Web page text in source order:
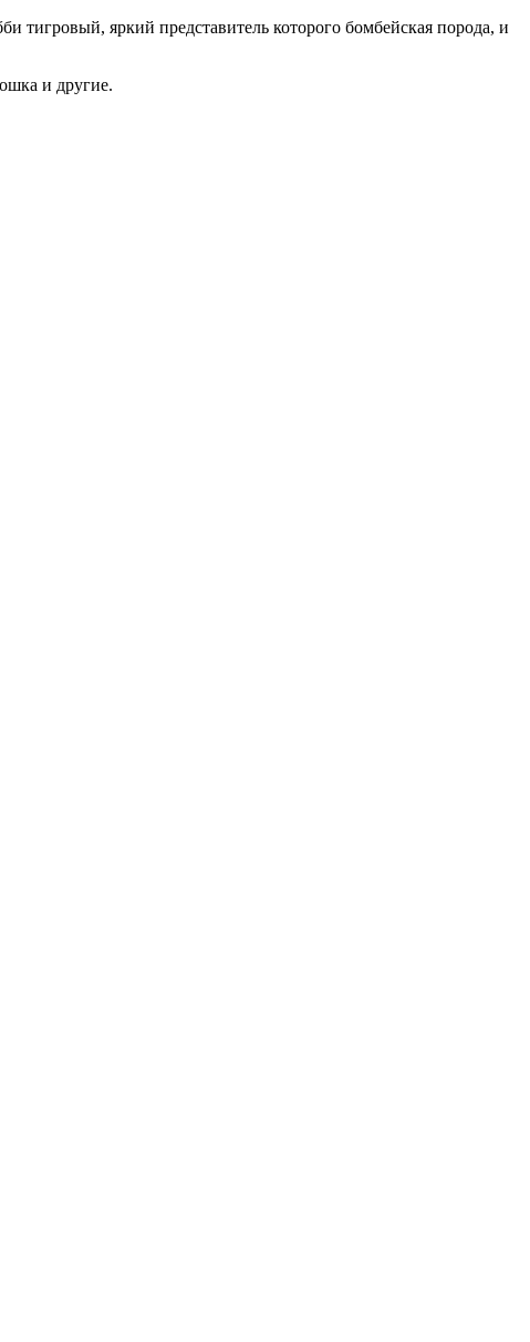
тигровый, яркий представитель которого бомбейская порода, и
и другие.